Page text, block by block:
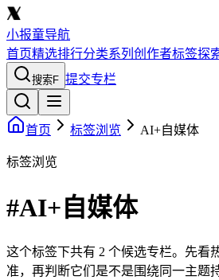
小报童导航
首页精选排行分类系列 创作者标签探
搜索F 提交专栏
首页 标签浏览 AI+自媒体
标签浏览
#AI+自媒体
这个标签下共有 2 个候选专栏。先看
准，再判断它们是不是围绕同一主题